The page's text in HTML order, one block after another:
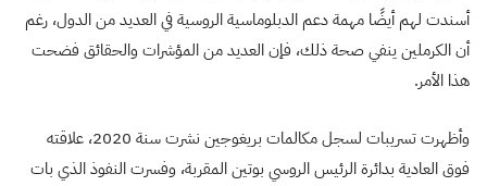
أسندت لهم أيضًا مهمة دعم الدبلوماسية الروسية في العديد من الدول، رغم
أن الكرملين ينفي صحة ذلك، فإن العديد من المؤشرات والحقائق فضحت
هذا الأمر.
وأظهرت تسريبات لسجل مكالمات بريغوجين نشرت سنة 2020، علاقته
فوق العادية بدائرة الرئيس الروسي بوتين المقربة، وفسرت النفوذ الذي بات